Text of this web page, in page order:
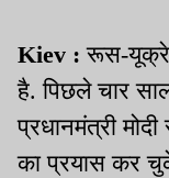
Kiev : रूस-
है. पिछले चार
प्रधानमंत्री
का प्रयास कर